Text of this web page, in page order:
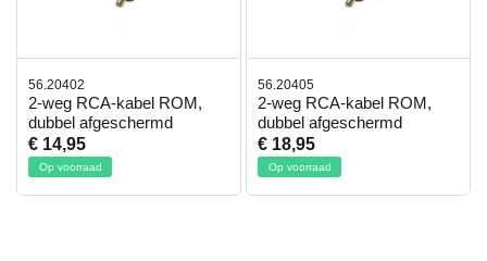
56.20402
2-weg RCA-kabel ROM,
dubbel afgeschermd
€ 14,95
Op voorraad
56.20405
2-weg RCA-kabel ROM,
dubbel afgeschermd
€ 18,95
Op voorraad